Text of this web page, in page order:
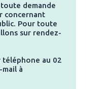
demande
concernant
Pour toute
sur rendez-
téléphone au 02
à